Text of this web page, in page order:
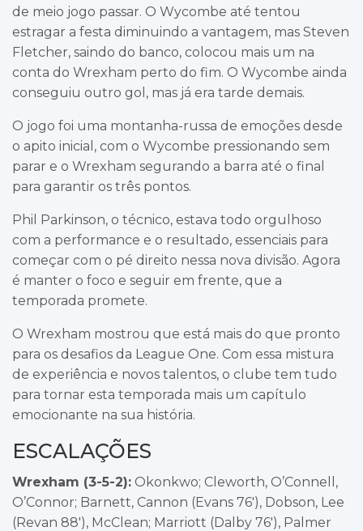
de meio jogo passar. O Wycombe até tentou
estragar a festa diminuindo a vantagem, mas Steven
Fletcher, saindo do banco, colocou mais um na
conta do Wrexham perto do fim. O Wycombe ainda
conseguiu outro gol, mas já era tarde demais.
O jogo foi uma montanha-russa de emoções desde
o apito inicial, com o Wycombe pressionando sem
parar e o Wrexham segurando a barra até o final
para garantir os três pontos.
Phil Parkinson, o técnico, estava todo orgulhoso
com a performance e o resultado, essenciais para
começar com o pé direito nessa nova divisão. Agora
é manter o foco e seguir em frente, que a
temporada promete.
O Wrexham mostrou que está mais do que pronto
para os desafios da League One. Com essa mistura
de experiência e novos talentos, o clube tem tudo
para tornar esta temporada mais um capítulo
emocionante na sua história.
ESCALAÇÕES
Wrexham (3-5-2): Okonkwo; Cleworth, O’Connell,
O’Connor; Barnett, Cannon (Evans 76′), Dobson, Lee
(Revan 88′), McClean; Marriott (Dalby 76′), Palmer